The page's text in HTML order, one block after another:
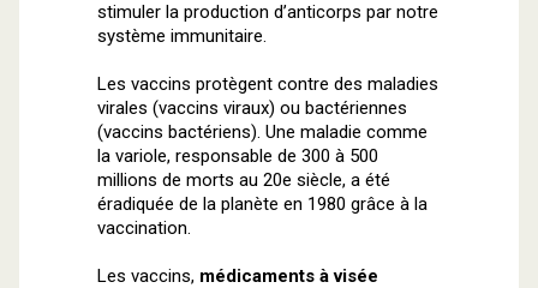
stimuler la production d’anticorps par notre
système immunitaire.
Les vaccins protègent contre des maladies
virales (vaccins viraux) ou bactériennes
(vaccins bactériens). Une maladie comme
la variole, responsable de 300 à 500
millions de morts au 20e siècle, a été
éradiquée de la planète en 1980 grâce à la
vaccination.
Les vaccins, médicaments à visée